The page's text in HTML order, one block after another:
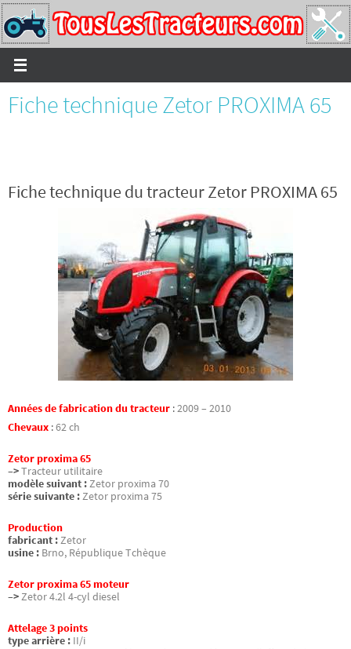
Passer
vers
le
contenu
Fiche technique Zetor PROXIMA 65
Fiche technique du tracteur Zetor PROXIMA 65
Années de fabrication du tracteur :2009 – 2010
Chevaux :62 ch
Zetor proxima 65
–>Tracteur utilitaire
modèle suivant :Zetor proxima 70
série suivante :Zetor proxima 75
Production
fabricant :Zetor
usine : Brno, République Tchèque
Zetor proxima 65 moteur
–>Zetor 4.2l 4-cyl diesel
Attelage 3 points
type arrière : II/i